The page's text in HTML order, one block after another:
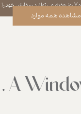
مشاهده همه موارد